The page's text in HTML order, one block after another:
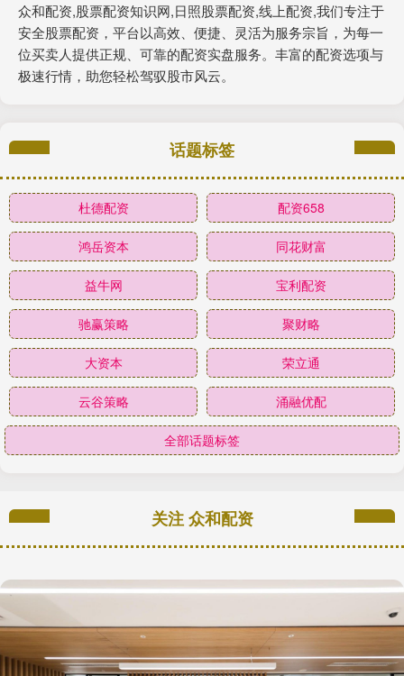
众和配资,股票配资知识网,日照股票配资,线上配资,我们专注于
安全股票配资，平台以高效、便捷、灵活为服务宗旨，为每一
位买卖人提供正规、可靠的配资实盘服务。丰富的配资选项与
极速行情，助您轻松驾驭股市风云。
话题标签
杜德配资 配资658
鸿岳资本 同花财富
益牛网 宝利配资
驰赢策略 聚财略
大资本 荣立通
云谷策略 涌融优配
全部话题标签
关注 众和配资